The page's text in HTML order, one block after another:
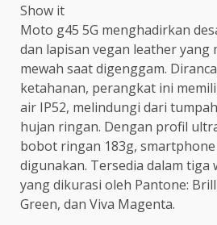
Show it
Moto g45 5G menghadirkan
dan lapisan vegan leather yang
mewah saat digenggam.
ketahanan, perangkat ini
air IP52, melindungi dari
hujan ringan. Dengan profil
bobot ringan 183g,
digunakan. Tersedia dalam tiga
yang dikurasi oleh Pantone:
Green, dan Viva Magenta.